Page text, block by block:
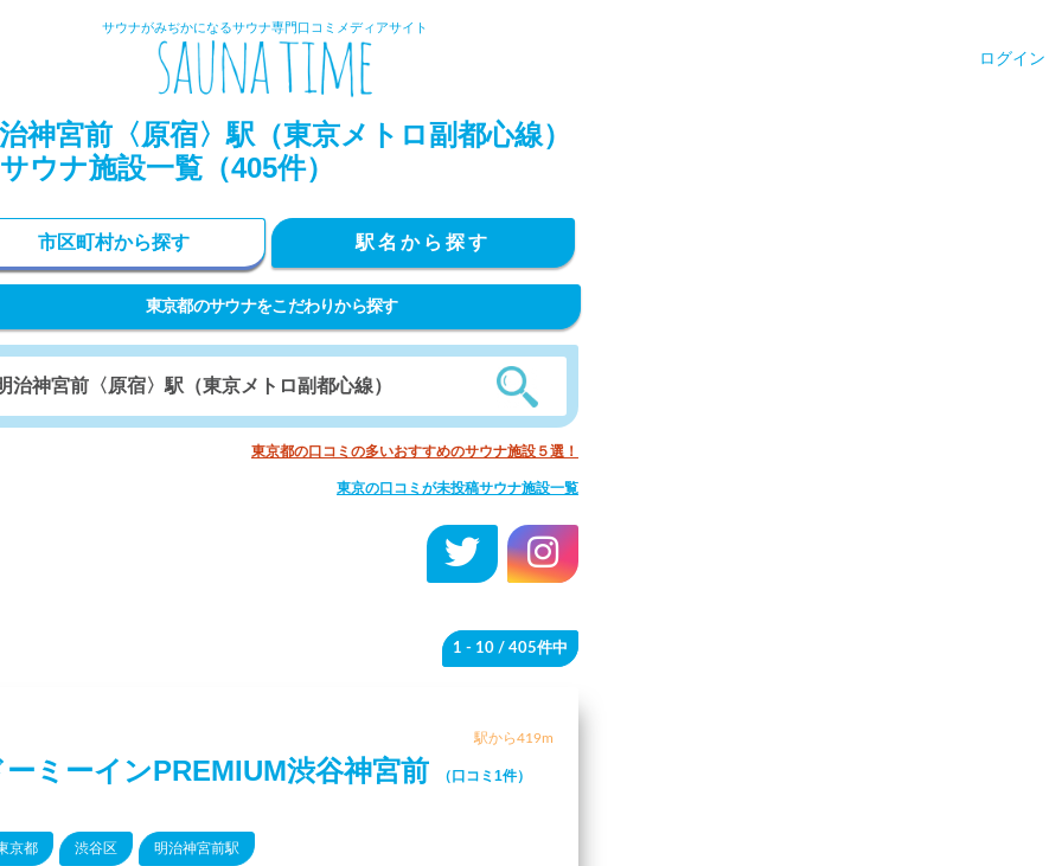
サウナがみぢかになるサウナ専門口コミメディアサイト
ログイン
神宮前〈原宿〉駅（東京メトロ副都心線）
ウナ施設一覧（405件）
市区町村から探す 駅名から探す
東京都のサウナをこだわりから探す
東京都の口コミの多いおすすめのサウナ施設５選！
東京の口コミが未投稿サウナ施設一覧
1 - 10 / 405件中
駅から419m
ーミーインPREMIUM渋谷神宮前 （口コミ1件）
京都 渋谷区 明治神宮前駅